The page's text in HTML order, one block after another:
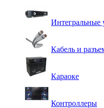
Интегральные
Кабель и
Караоке
Контроллеры